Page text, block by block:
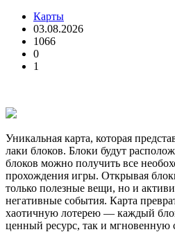
Карты
03.08.2026
1066
0
1
Уникальная карта, которая
лаки блоков. Блоки будут
блоков можно получить все
прохождения игры. Открывая
только полезные вещи, но и
негативные события. Карта
хаотичную лотерею — каждый
ценный ресурс, так и мгновенную